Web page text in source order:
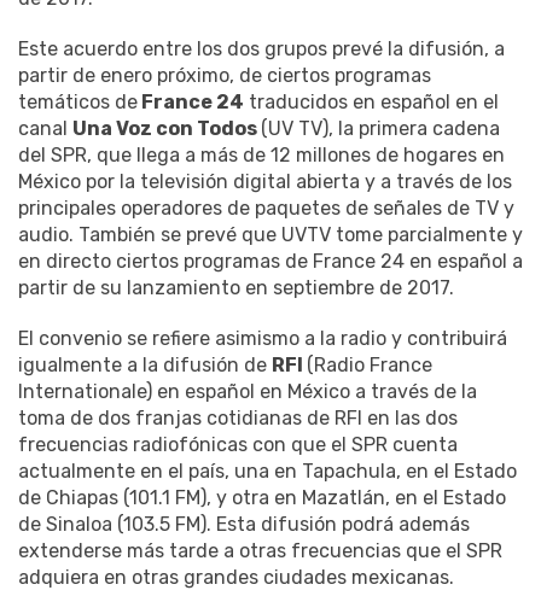
Este acuerdo entre los dos grupos prevé la difusión, a
partir de enero próximo, de ciertos programas
temáticos de France 24 traducidos en español en el
canal Una Voz con Todos (UV TV), la primera cadena
del SPR, que llega a más de 12 millones de hogares en
México por la televisión digital abierta y a través de los
principales operadores de paquetes de señales de TV y
audio. También se prevé que UVTV tome parcialmente y
en directo ciertos programas de France 24 en español a
partir de su lanzamiento en septiembre de 2017.
El convenio se refiere asimismo a la radio y contribuirá
igualmente a la difusión de RFI (Radio France
Internationale) en español en México a través de la
toma de dos franjas cotidianas de RFI en las dos
frecuencias radiofónicas con que el SPR cuenta
actualmente en el país, una en Tapachula, en el Estado
de Chiapas (101.1 FM), y otra en Mazatlán, en el Estado
de Sinaloa (103.5 FM). Esta difusión podrá además
extenderse más tarde a otras frecuencias que el SPR
adquiera en otras grandes ciudades mexicanas.